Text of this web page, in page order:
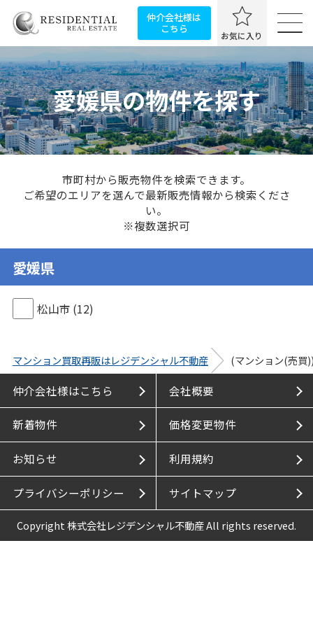
仲介会社様は
こちら
お気に入り
愛媛県の物件を探す
市町村から販売物件を検索できます。
ご希望のエリアを選んで最新販売情報から検索くださ
い。
※複数選択可
愛媛県
松山市 (12)
マンション買取再販はレジデンシャル不動産 (マンション(売買
仲介会社様はこちら 会社概要
新着物件 価格変更物件
お知らせ 利用規約
プライバシーポリシー サイトマップ
Copyright 株式会社レジデンシャル不動産 All rights reserved.